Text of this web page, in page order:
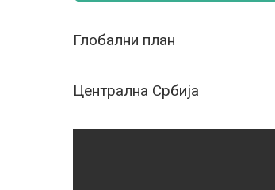
Глобални план
Централна Србија